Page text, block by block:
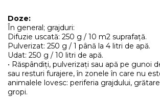
Doze:
În general; grajduri:
Difuzie uscată: 250 g / 10 m2 suprafață.
Pulverizat: 250 g / 1 până la 4 litri de apă.
Udat: 250 g / 10 litri de apă.
• Răspândiți, pulverizați sau apă pe gunoi
sau resturi furajere, în zonele în care nu
animalele lovesc: periferia grajdului,
gropi.